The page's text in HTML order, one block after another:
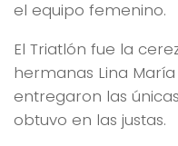
el equipo femenino.
El Triatlón fue la
hermanas Lina
entregaron las
obtuvo en las justas.